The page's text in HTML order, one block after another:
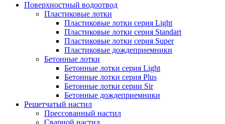
Поверхностный водоотвод
Пластиковые лотки
Пластиковые лотки серия Light
Пластиковые лотки серия Standart
Пластиковые лотки серия Super
Пластиковые дождеприемники
Бетонные лотки
Бетонные лотки серия Light
Бетонные лотки серия Plus
Бетонные лотки серии Sir
Бетонные дождеприемники
Решетчатый настил
Прессованный настил
Сварной настил